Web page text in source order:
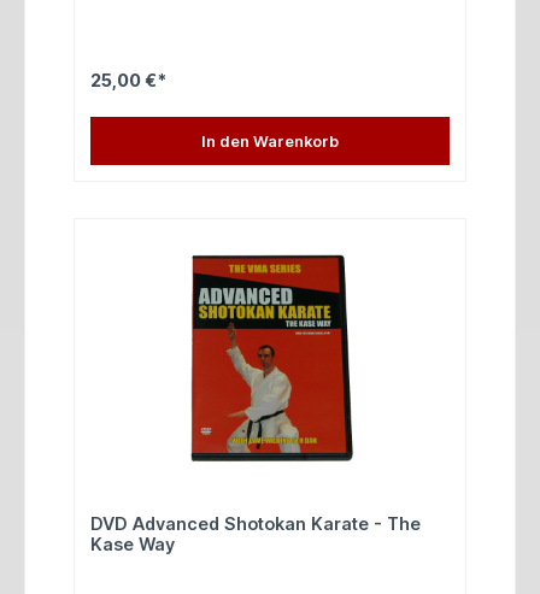
25,00 €*
In den Warenkorb
DVD Advanced Shotokan Karate - The
Kase Way